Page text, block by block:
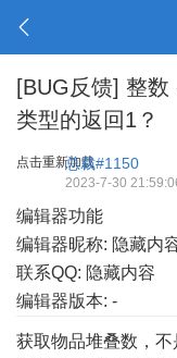
[BUG反馈] 整数
类型的返回1？
点击重新加载总裁#1150
2023-7-30
编辑器功能
编辑器昵称: 隐藏内
联系QQ: 隐藏内容
编辑器版本: -
获取物品堆叠数，